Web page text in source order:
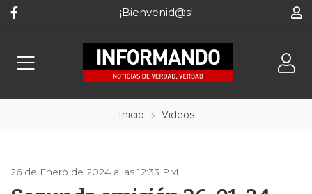
¡Bienvenid@s!
Inicio Videos
26 de Enero de 2024 a las 12:33 PM